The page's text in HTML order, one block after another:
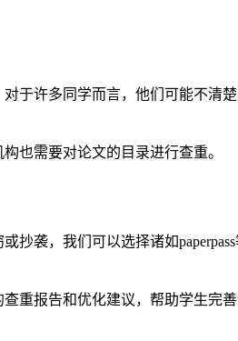
于许多同学而言，他们可能不清
也需要对论文的目录进行查重。
袭，我们可以选择诸如
重报告和优化建议，帮助学生完